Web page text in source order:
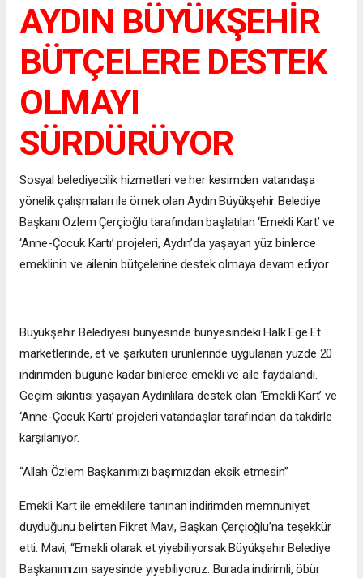
AYDIN BÜYÜKŞEHİR
BÜTÇELERE DESTEK
OLMAYI
SÜRDÜRÜYOR
Sosyal belediyecilik hizmetleri ve her kesimden vatandaşa
yönelik çalışmaları ile örnek olan Aydın Büyükşehir Belediye
Başkanı Özlem Çerçioğlu tarafından başlatılan ‘Emekli Kart’ ve
‘Anne-Çocuk Kartı’ projeleri, Aydın’da yaşayan yüz binlerce
emeklinin ve ailenin bütçelerine destek olmaya devam ediyor.
Büyükşehir Belediyesi bünyesinde bünyesindeki Halk Ege Et
marketlerinde, et ve şarküteri ürünlerinde uygulanan yüzde 20
indirimden bugüne kadar binlerce emekli ve aile faydalandı.
Geçim sıkıntısı yaşayan Aydınlılara destek olan ‘Emekli Kart’ ve
‘Anne-Çocuk Kartı’ projeleri vatandaşlar tarafından da takdirle
karşılanıyor.
“Allah Özlem Başkanımızı başımızdan eksik etmesin”
Emekli Kart ile emeklilere tanınan indirimden memnuniyet
duyduğunu belirten Fikret Mavi, Başkan Çerçioğlu’na teşekkür
etti. Mavi, “Emekli olarak et yiyebiliyorsak Büyükşehir Belediye
Başkanımızın sayesinde yiyebiliyoruz. Burada indirimli, öbür